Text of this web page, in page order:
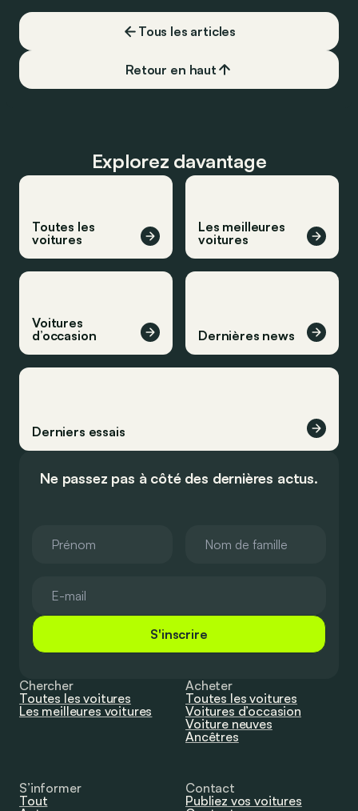
Tous les articles
Retour en haut
Explorez davantage
Toutes les
voitures
Les meilleures
voitures
Voitures
d’occasion
Dernières news
Derniers essais
Ne passez pas à côté des dernières actus.
S'inscrire
Chercher
Toutes les voitures
Les meilleures voitures
Acheter
Toutes les voitures
Voitures d’occasion
Voiture neuves
Ancêtres
S’informer
Tout
Contact
Publiez vos voitures